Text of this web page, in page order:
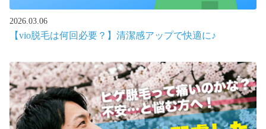
2026.03.06
【vio脱毛は何回必要？】清潔感アップで快適に♪